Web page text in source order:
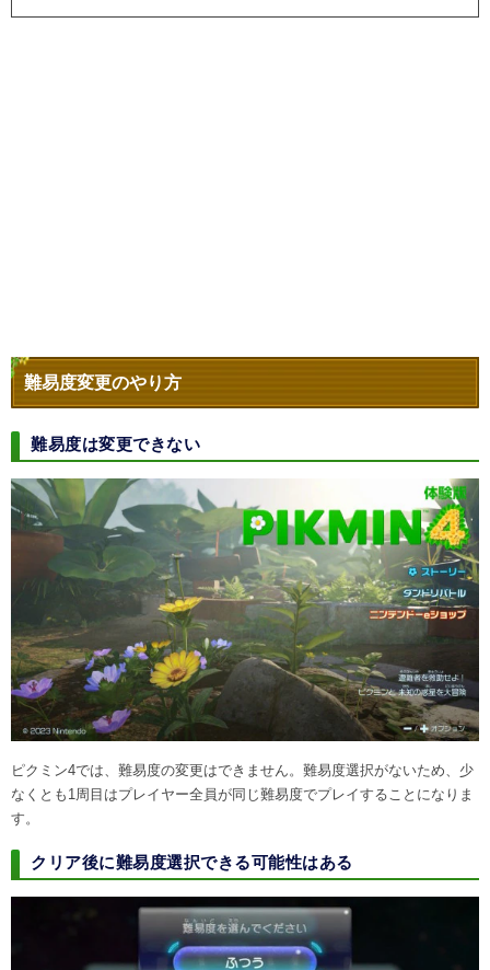
難易度変更のやり方
難易度は変更できない
ピクミン4では、難易度の変更はできません。難易度選択がないため、少
なくとも1周目はプレイヤー全員が同じ難易度でプレイすることになりま
す。
クリア後に難易度選択できる可能性はある